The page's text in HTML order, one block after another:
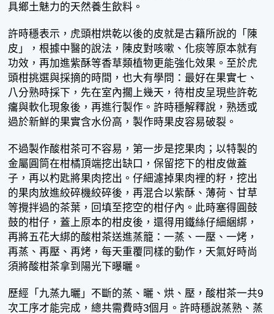
具鄉土魅力的天然養生飲料。
許時穩表示，虎頭柑烘乾以後的皮就是古籍所說的「陳
皮」，根據中醫的說法，陳皮對咳嗽、化痰等原本就有
功效，再加進紫酥等香草類植物更能強化效果。至於虎
頭柑挑選與採摘的時間，也大有學問：最好在果實七、
八分熟時採下，先在室內擱上幾天，待柑皮呈現些許乾
癟與軟化現象後，再進行製作。許時穩解釋說，熟透或
過於新鮮的果實含水份高，製作時果皮容易破裂。
不過製作酸柑茶可不容易，第一步是挖果肉；以特製的
金屬圓筒在柑橘頂端挖出缺口，保留挖下的柑皮做蓋
子，再以杓匙將果肉挖出。仔細濾掉果肉裡的籽，挖出
的果肉放進絞碎機絞碎後，再混合以紫酥、薄荷、甘草
等攪拌過的茶葉，回填至挖空的柑仔內。此時塞得圓鼓
鼓的柑仔，蓋上原本的柑皮後，還得用鐵絲仔細綑綁，
再將五花大綁的酸柑茶送進蒸籠：一蒸、一壓、一烤，
再蒸、再壓、再烤，每天重覆同樣的動作，天氣好時尚
須將酸柑茶拿到陽光下曝曬。
歷經「九蒸九曬」不斷的蒸、曬、烘、壓，酸柑茶一共9
次工序才能完成，總共需費時3個月。許時穩說蒸熟、蒸